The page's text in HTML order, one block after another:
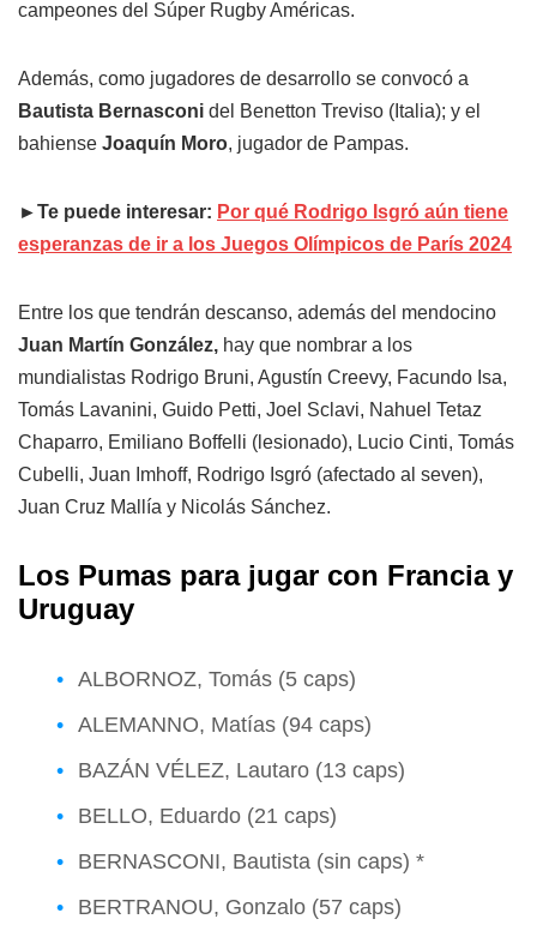
campeones del Súper Rugby Américas.
Además, como jugadores de desarrollo se convocó a
Bautista Bernasconi del Benetton Treviso (Italia); y el
bahiense Joaquín Moro, jugador de Pampas.
►Te puede interesar: Por qué Rodrigo Isgró aún tiene
esperanzas de ir a los Juegos Olímpicos de París 2024
Entre los que tendrán descanso, además del mendocino
Juan Martín González, hay que nombrar a los
mundialistas Rodrigo Bruni, Agustín Creevy, Facundo Isa,
Tomás Lavanini, Guido Petti, Joel Sclavi, Nahuel Tetaz
Chaparro, Emiliano Boffelli (lesionado), Lucio Cinti, Tomás
Cubelli, Juan Imhoff, Rodrigo Isgró (afectado al seven),
Juan Cruz Mallía y Nicolás Sánchez.
Los Pumas para jugar con Francia y
Uruguay
ALBORNOZ, Tomás (5 caps)
ALEMANNO, Matías (94 caps)
BAZÁN VÉLEZ, Lautaro (13 caps)
BELLO, Eduardo (21 caps)
BERNASCONI, Bautista (sin caps) *
BERTRANOU, Gonzalo (57 caps)